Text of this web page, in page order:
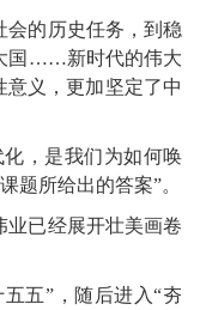
的历史任务，到稳
国……新时代的伟大
意义，更加坚定了中
，是我们为如何唤
题所给出的答案”。
已经展开壮美画卷
五”，随后进入“夯